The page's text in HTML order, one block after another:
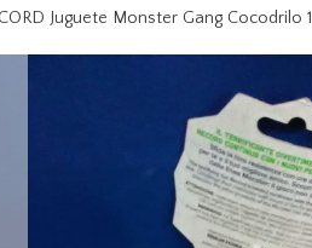
Juguete Monster Gang Cocodrilo